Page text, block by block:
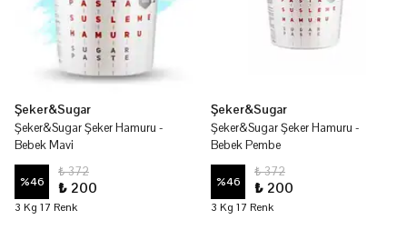
Şeker&Sugar
Şeker&Sugar Şeker Hamuru -
Bebek Mavi
%46
₺ 372
₺ 200
3 Kg 17 Renk
Şeker&Sugar
Şeker&Sugar Şeker Hamuru -
Bebek Pembe
%46
₺ 372
₺ 200
3 Kg 17 Renk